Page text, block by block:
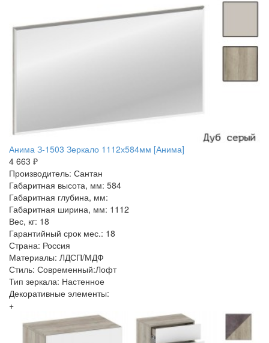
Анима З-1503 Зеркало 1112х584мм [Анима]
4 663 ₽
Производитель: Сантан
Габаритная высота, мм: 584
Габаритная глубина, мм:
Габаритная ширина, мм: 1112
Вес, кг: 18
Гарантийный срок мес.: 18
Страна: Россия
Материалы: ЛДСП/МДФ
Стиль: Современный:Лофт
Тип зеркала: Настенное
Декоративные элементы:
+